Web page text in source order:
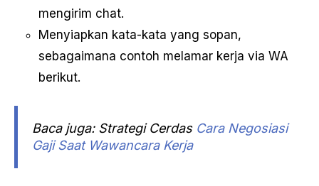
mengirim chat.
Menyiapkan kata-kata yang sopan,
sebagaimana contoh melamar kerja via WA
berikut.
Baca juga: Strategi Cerdas Cara Negosiasi
Gaji Saat Wawancara Kerja